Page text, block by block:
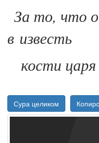
За то, что
в известь
кости
Сура целиком